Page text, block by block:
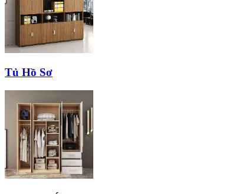
Tủ Hồ Sơ